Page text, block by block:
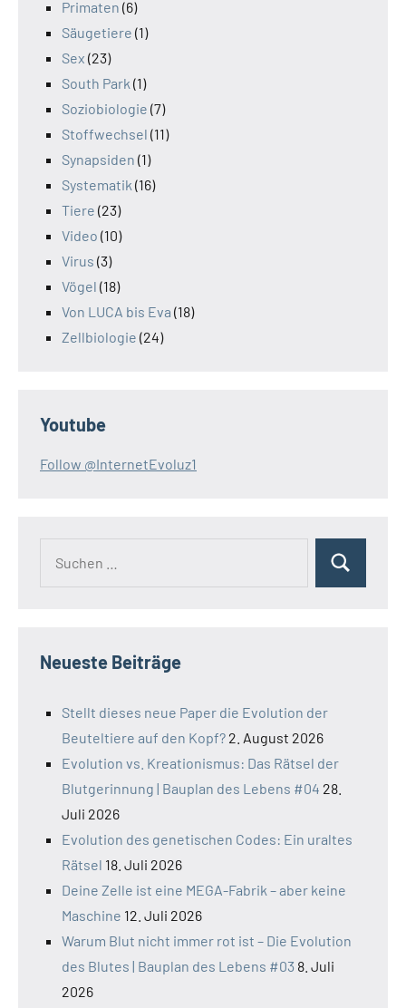
Primaten (6)
Säugetiere (1)
Sex (23)
South Park (1)
Soziobiologie (7)
Stoffwechsel (11)
Synapsiden (1)
Systematik (16)
Tiere (23)
Video (10)
Virus (3)
Vögel (18)
Von LUCA bis Eva (18)
Zellbiologie (24)
Youtube
Follow @InternetEvoluz1
Suchen
Neueste Beiträge
Stellt dieses neue Paper die Evolution der
Beuteltiere auf den Kopf? 2. August 2026
Evolution vs. Kreationismus: Das Rätsel der
Blutgerinnung | Bauplan des Lebens #04 28.
Juli 2026
Evolution des genetischen Codes: Ein uraltes
Rätsel 18. Juli 2026
Deine Zelle ist eine MEGA-Fabrik – aber keine
Maschine 12. Juli 2026
Warum Blut nicht immer rot ist – Die Evolution
des Blutes | Bauplan des Lebens #03 8. Juli
2026